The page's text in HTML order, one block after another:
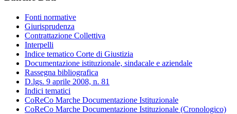
Fonti normative
Giurisprudenza
Contrattazione Collettiva
Interpelli
Indice tematico Corte di Giustizia
Documentazione istituzionale, sindacale e aziendale
Rassegna bibliografica
D.lgs. 9 aprile 2008, n. 81
Indici tematici
CoReCo Marche Documentazione Istituzionale
CoReCo Marche Documentazione Istituzionale (Cronologico)